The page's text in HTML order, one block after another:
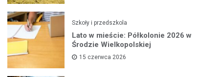
Szkoły i przedszkola
Lato w mieście: Półkolonie 2026 w
Środzie Wielkopolskiej
15 czerwca 2026